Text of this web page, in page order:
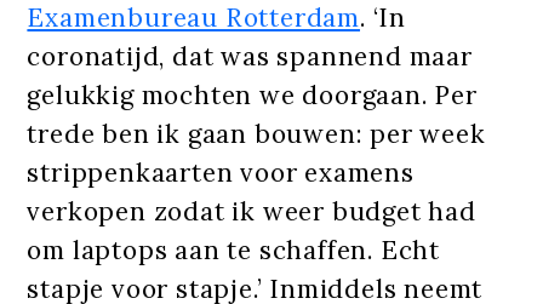
Examenbureau Rotterdam. ‘In
coronatijd, dat was spannend maar
gelukkig mochten we doorgaan. Per
trede ben ik gaan bouwen: per week
strippenkaarten voor examens
verkopen zodat ik weer budget had
om laptops aan te schaffen. Echt
stapje voor stapje.’ Inmiddels neemt